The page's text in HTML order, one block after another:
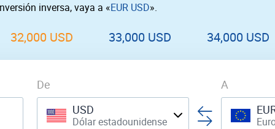
Cerca de Míinversa, vaya a «EUR USD».
32,000 USD 33,000 USD 34,000 USD
De
USD
Dólar estadounidense
A